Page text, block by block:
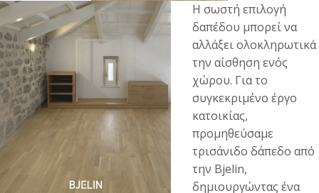
Η σωστή επιλογή
δαπέδου μπορεί να
αλλάξει ολοκληρωτικά
την αίσθηση ενός
χώρου. Για το
συγκεκριμένο έργο
κατοικίας,
προμηθεύσαμε
τρισάνιδο δάπεδο από
την Bjelin,
δημιουργώντας ένα